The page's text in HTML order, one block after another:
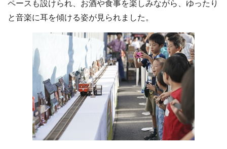
ペースも設けられ、お酒や食事を楽しみながら、ゆったり
と音楽に耳を傾ける姿が見られました。